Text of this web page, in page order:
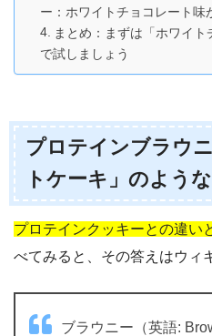
ー：ホワイトチョコレート味
まとめ：まずは「ホワイ
で試しましょう
プロテインブラウ
トケーキ」のよう
プロテインクッキーとの違い
べてみると、その答えはウィ
ブラウニー（英語: